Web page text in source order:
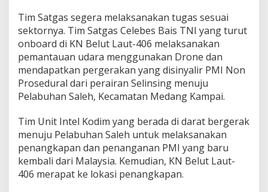
Tim Satgas segera melaksanakan tugas sesuai
sektornya. Tim Satgas Celebes Bais TNI yang turut
onboard di KN Belut Laut-406 melaksanakan
pemantauan udara menggunakan Drone dan
mendapatkan pergerakan yang disinyalir PMI Non
Prosedural dari perairan Selinsing menuju
Pelabuhan Saleh, Kecamatan Medang Kampai.
Tim Unit Intel Kodim yang berada di darat bergerak
menuju Pelabuhan Saleh untuk melaksanakan
penangkapan dan penanganan PMI yang baru
kembali dari Malaysia. Kemudian, KN Belut Laut-
406 merapat ke lokasi penangkapan.